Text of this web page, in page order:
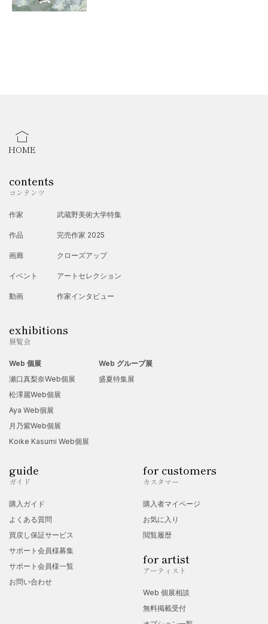
HOME
contents
コンテンツ
作家
作品
画廊
イベント
動画
武蔵野美術大学特集
完売作家 2025
クローズアップ
アートセレクション
作家インタビュー
exhibitions
展覧会
Web 個展
瀬口真梨奈Web個展
松澤麗Web個展
Aya Web個展
月乃紫Web個展
Koike Kasumi Web個展
Web グループ展
盛夏特集展
guide
ガイド
購入ガイド
よくある質問
買戻し保証サービス
サポート会員様募集
サポート会員様一覧
お問い合わせ
for customers
カスタマー
購入者マイページ
お気に入り
閲覧履歴
for artist
アーティスト
Web 個展相談
無料掲載受付